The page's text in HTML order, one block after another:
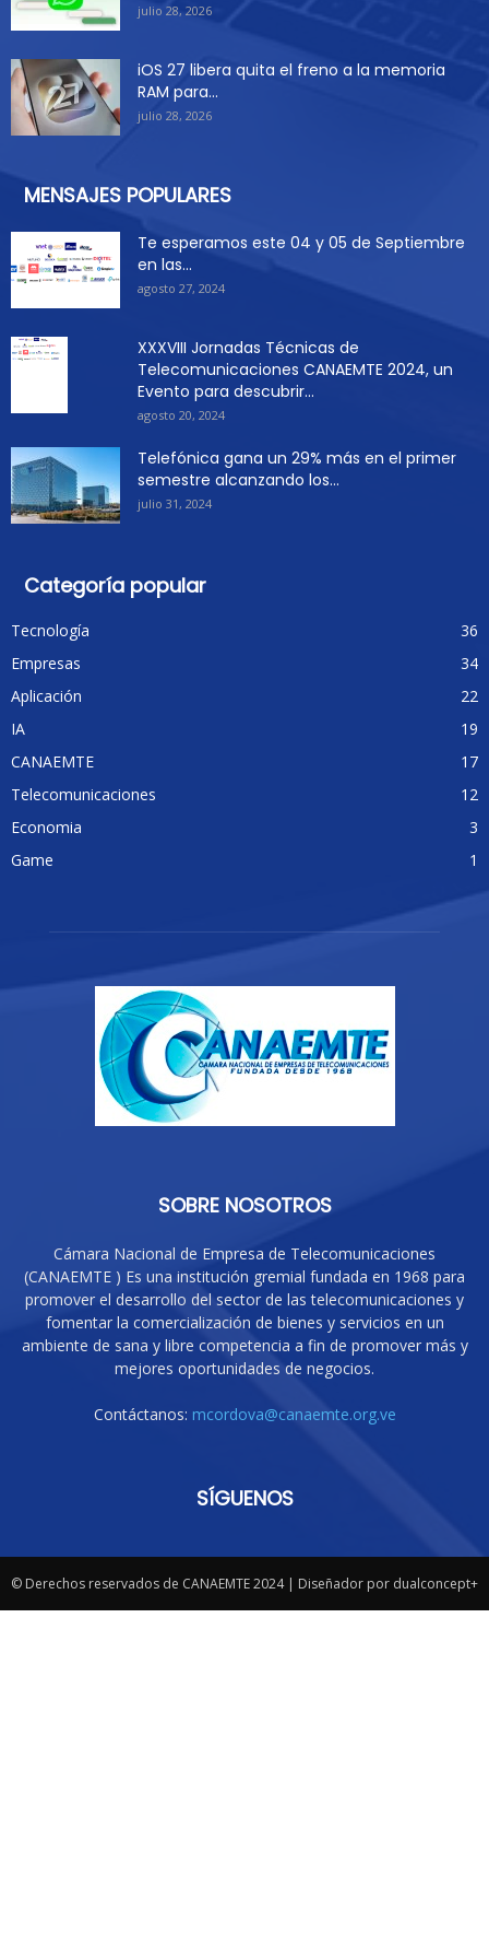
julio 28, 2026
iOS 27 libera quita el freno a la memoria
RAM para...
julio 28, 2026
MENSAJES POPULARES
Te esperamos este 04 y 05 de Septiembre
en las...
agosto 27, 2024
XXXVIII Jornadas Técnicas de
Telecomunicaciones CANAEMTE 2024, un
Evento para descubrir...
agosto 20, 2024
Telefónica gana un 29% más en el primer
semestre alcanzando los...
julio 31, 2024
Categoría popular
Tecnología
36
Empresas
34
Aplicación
22
IA
19
CANAEMTE
17
Telecomunicaciones
12
Economia
3
Game
1
SOBRE NOSOTROS
Cámara Nacional de Empresa de Telecomunicaciones
(CANAEMTE ) Es una institución gremial fundada en 1968 para
promover el desarrollo del sector de las telecomunicaciones y
fomentar la comercialización de bienes y servicios en un
ambiente de sana y libre competencia a fin de promover más y
mejores oportunidades de negocios.
Contáctanos: mcordova@canaemte.org.ve
SÍGUENOS
© Derechos reservados de CANAEMTE 2024 | Diseñador por dualconcept+